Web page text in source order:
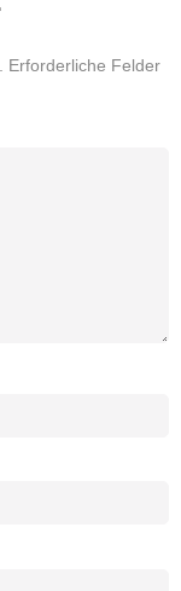
Erforderliche Felder